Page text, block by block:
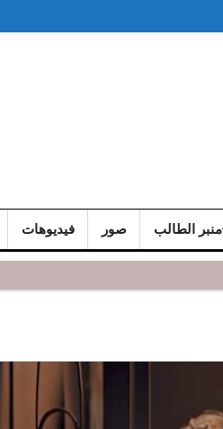
منبر الطالب صور فيديوهات